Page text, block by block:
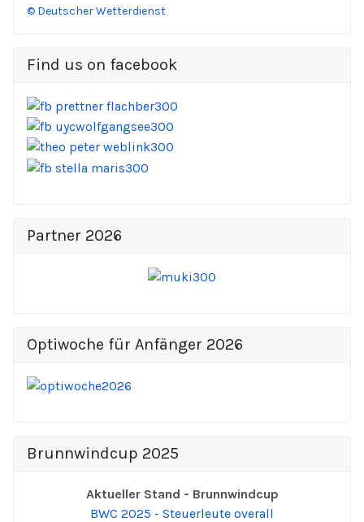
© Deutscher Wetterdienst
Find us on facebook
Partner 2026
Optiwoche für Anfänger 2026
Brunnwindcup 2025
Aktueller Stand - Brunnwindcup
BWC 2025 - Steuerleute overall